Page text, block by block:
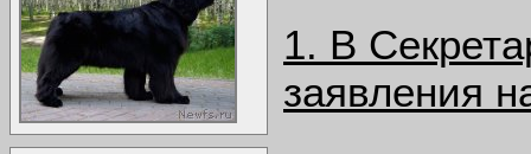
1. В
заявления